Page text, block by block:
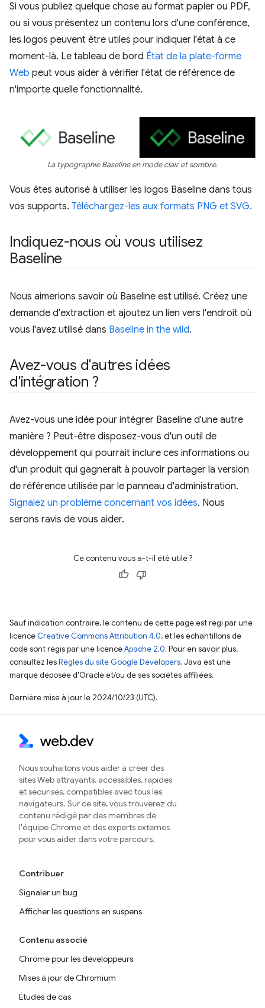
Si vous publiez quelque chose au format papier ou PDF,
ou si vous présentez un contenu lors d'une conférence,
les logos peuvent être utiles pour indiquer l'état à ce
moment-là. Le tableau de bord État de la plate-forme
Web peut vous aider à vérifier l'état de référence de
n'importe quelle fonctionnalité.
La typographie Baseline en mode clair et sombre.
Vous êtes autorisé à utiliser les logos Baseline dans tous
vos supports. Téléchargez-les aux formats PNG et SVG.
Indiquez-nous où vous utilisez
Baseline
Nous aimerions savoir où Baseline est utilisé. Créez une
demande d'extraction et ajoutez un lien vers l'endroit où
vous l'avez utilisé dans Baseline in the wild.
Avez-vous d'autres idées
d'intégration ?
Avez-vous une idée pour intégrer Baseline d'une autre
manière ? Peut-être disposez-vous d'un outil de
développement qui pourrait inclure ces informations ou
d'un produit qui gagnerait à pouvoir partager la version
de référence utilisée par le panneau d'administration.
Signalez un problème concernant vos idées. Nous
serons ravis de vous aider.
Ce contenu vous a-t-il été utile ?
Sauf indication contraire, le contenu de cette page est régi par une
licence Creative Commons Attribution 4.0, et les échantillons de
code sont régis par une licenceApache 2.0. Pour en savoir plus,
consultez lesRègles du site Google Developers. Java est une
marque déposée d'Oracle et/ou de ses sociétés affiliées.
Dernière mise à jour le 2024/10/23 (UTC).
Nous souhaitons vous aider à créer des
sites Web attrayants, accessibles, rapides
et sécurisés, compatibles avec tous les
navigateurs. Sur ce site, vous trouverez du
contenu rédigé par des membres de
l'équipe Chrome et des experts externes
pour vous aider dans votre parcours.
Contribuer
Signaler un bug
Afficher les questions en suspens
Contenu associé
Chrome pour les développeurs
Mises à jour de Chromium
Études de cas